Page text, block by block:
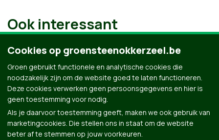
Ook interessant
Cookies op groensteenokkerzeel.be
Groen gebruikt functionele en analytische cookies die
noodzakelijk zijn om de website goed te laten functioneren.
Deze cookies verwerken geen persoonsgegevens en hier is
geen toestemming voor nodig.
Als je daarvoor toestemming geeft, maken we ook gebruik van
marketingcookies. Die stellen ons in staat om de website
beter af te stemmen op jouw voorkeuren.